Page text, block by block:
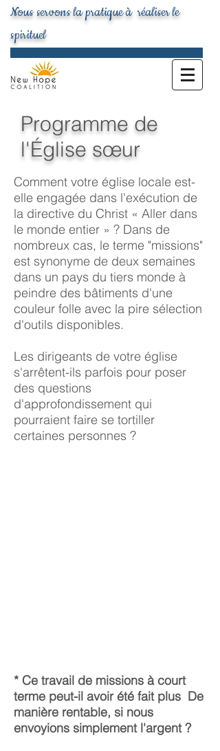
Nous servons la pratique à réaliser le
spirituel
Programme de
l'Église sœur
Comment votre église locale est-
elle engagée dans l'exécution de
la directive du Christ « Aller dans
le monde entier » ? Dans de
nombreux cas, le terme "missions"
est synonyme de deux semaines
dans un pays du tiers monde à
peindre des bâtiments d'une
couleur folle avec la pire sélection
d'outils disponibles.
Les dirigeants de votre église
s'arrêtent-ils parfois pour poser
des questions
d'approfondissement qui
pourraient faire se tortiller
certaines personnes ?
* Ce travail de missions à court
terme peut-il avoir été fait plus De
manière rentable, si nous
envoyions simplement l'argent ?